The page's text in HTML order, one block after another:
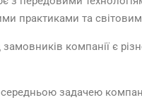
практиками та
компанії є
задачею